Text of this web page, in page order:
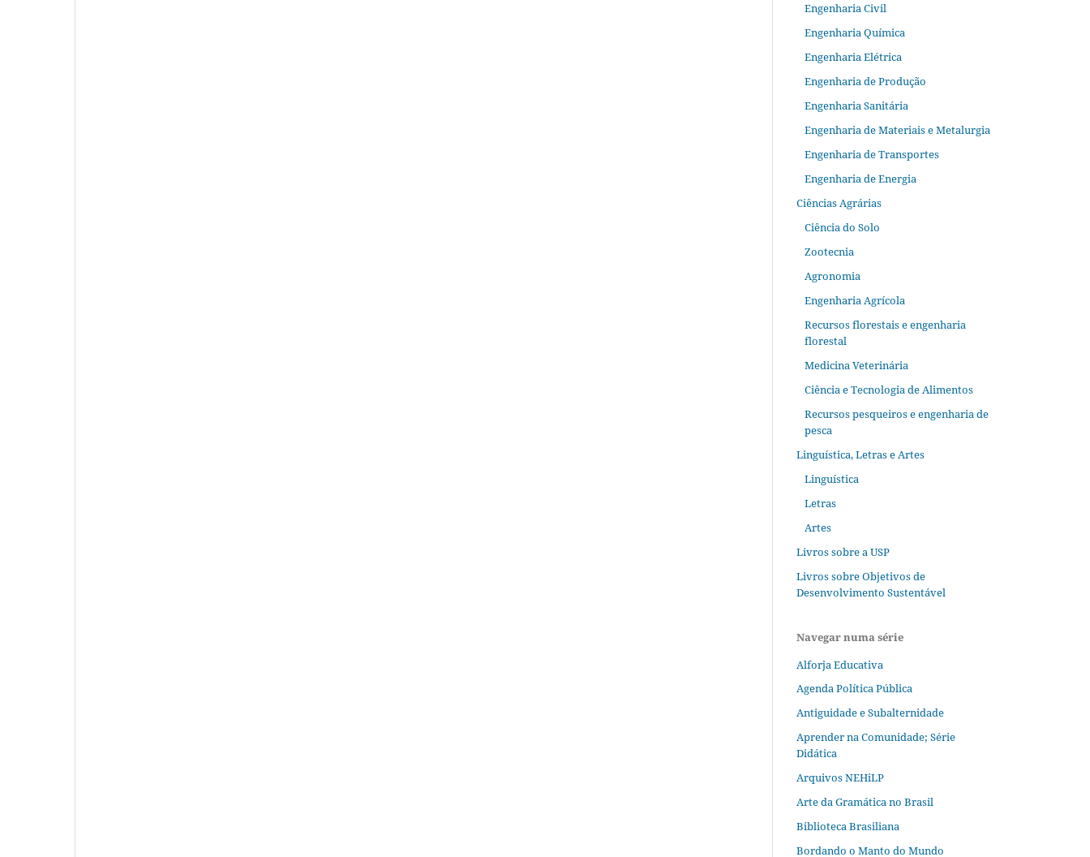
Engenharia Civil
Engenharia Química
Engenharia Elétrica
Engenharia de Produção
Engenharia Sanitária
Engenharia de Materiais e Metalurgia
Engenharia de Transportes
Engenharia de Energia
Ciências Agrárias
Ciência do Solo
Zootecnia
Agronomia
Engenharia Agrícola
Recursos florestais e engenharia
florestal
Medicina Veterinária
Ciência e Tecnologia de Alimentos
Recursos pesqueiros e engenharia de
pesca
Linguística, Letras e Artes
Linguística
Letras
Artes
Livros sobre a USP
Livros sobre Objetivos de
Desenvolvimento Sustentável
Navegar numa série
Alforja Educativa
Agenda Política Pública
Antiguidade e Subalternidade
Aprender na Comunidade; Série
Didática
Arquivos NEHiLP
Arte da Gramática no Brasil
Biblioteca Brasiliana
Bordando o Manto do Mundo